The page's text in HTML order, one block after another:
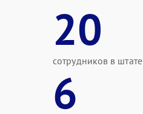
20
сотрудников в штате
6